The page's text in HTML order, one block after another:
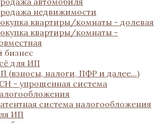
недвижимости
квартиры/комнаты - долевая
квартиры/комнаты -
для ИП
(взносы, налоги, ПФР и далее...)
- упрощенная система
система налогообложения
ИП